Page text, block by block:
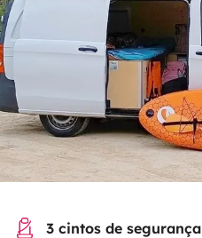
3 cintos de segurança